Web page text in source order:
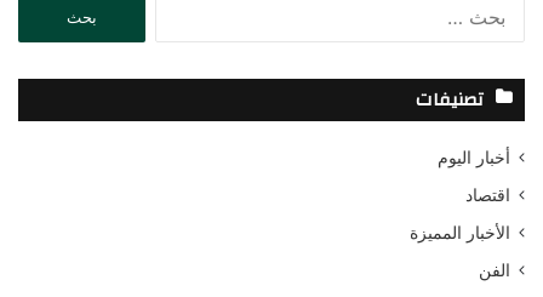
ح
تصنيفات
أخبار اليوم
اقتصاد
الأخبار المميزة
الفن